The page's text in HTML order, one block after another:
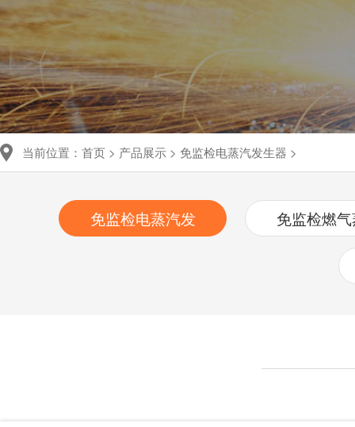
当前位置： 首页 > 产品展示 > 免监检电蒸汽发生器 >
免监检电蒸汽发
免监检燃
发生器